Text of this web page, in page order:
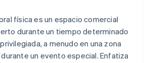
física es un espacio comercial
durante un tiempo determinado
a menudo en una zona
un evento especial. Enfatiza